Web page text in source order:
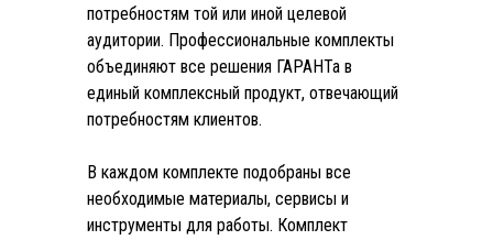
потребностям той или иной целевой
аудитории. Профессиональные комплекты
объединяют все решения ГАРАНТа в
единый комплексный продукт, отвечающий
потребностям клиентов.
В каждом комплекте подобраны все
необходимые материалы, сервисы и
инструменты для работы. Комплект